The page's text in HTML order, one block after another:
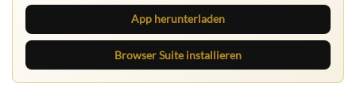
App herunterladen
Browser Suite installieren